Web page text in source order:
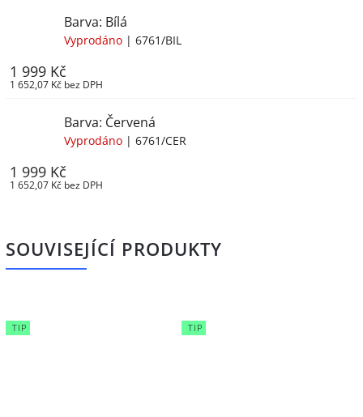
Barva: Bílá
Vyprodáno | 6761/BIL
1 999 Kč
1 652,07 Kč bez DPH
Barva: Červená
Vyprodáno | 6761/CER
1 999 Kč
1 652,07 Kč bez DPH
SOUVISEJÍCÍ PRODUKTY
TIP TIP